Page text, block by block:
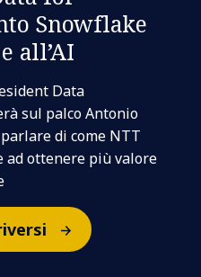
Snowflake
all’AI
Data
sul palco Antonio
di come NTT
ad ottenere più valore